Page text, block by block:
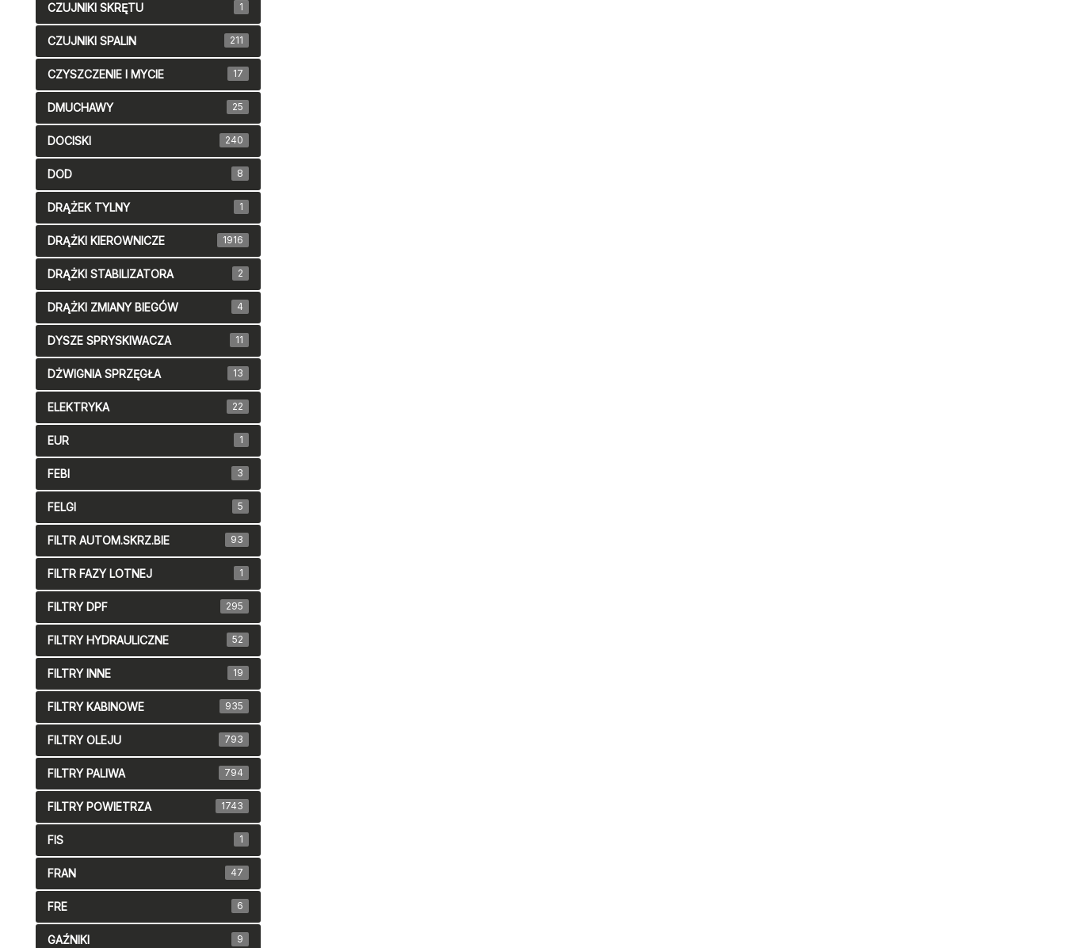
CZUJNIKI SKRĘTU 1
CZUJNIKI SPALIN 211
CZYSZCZENIE I MYCIE 17
DMUCHAWY 25
DOCISKI 240
DOD 8
DRĄŻEK TYLNY 1
DRĄŻKI KIEROWNICZE 1916
DRĄŻKI STABILIZATORA 2
DRĄŻKI ZMIANY BIEGÓW 4
DYSZE SPRYSKIWACZA 11
DŻWIGNIA SPRZĘGŁA 13
ELEKTRYKA 22
EUR 1
FEBI 3
FELGI 5
FILTR AUTOM.SKRZ.BIE 93
FILTR FAZY LOTNEJ 1
FILTRY DPF 295
FILTRY HYDRAULICZNE 52
FILTRY INNE 19
FILTRY KABINOWE 935
FILTRY OLEJU 793
FILTRY PALIWA 794
FILTRY POWIETRZA 1743
FIS 1
FRAN 47
FRE 6
GAŹNIKI 9